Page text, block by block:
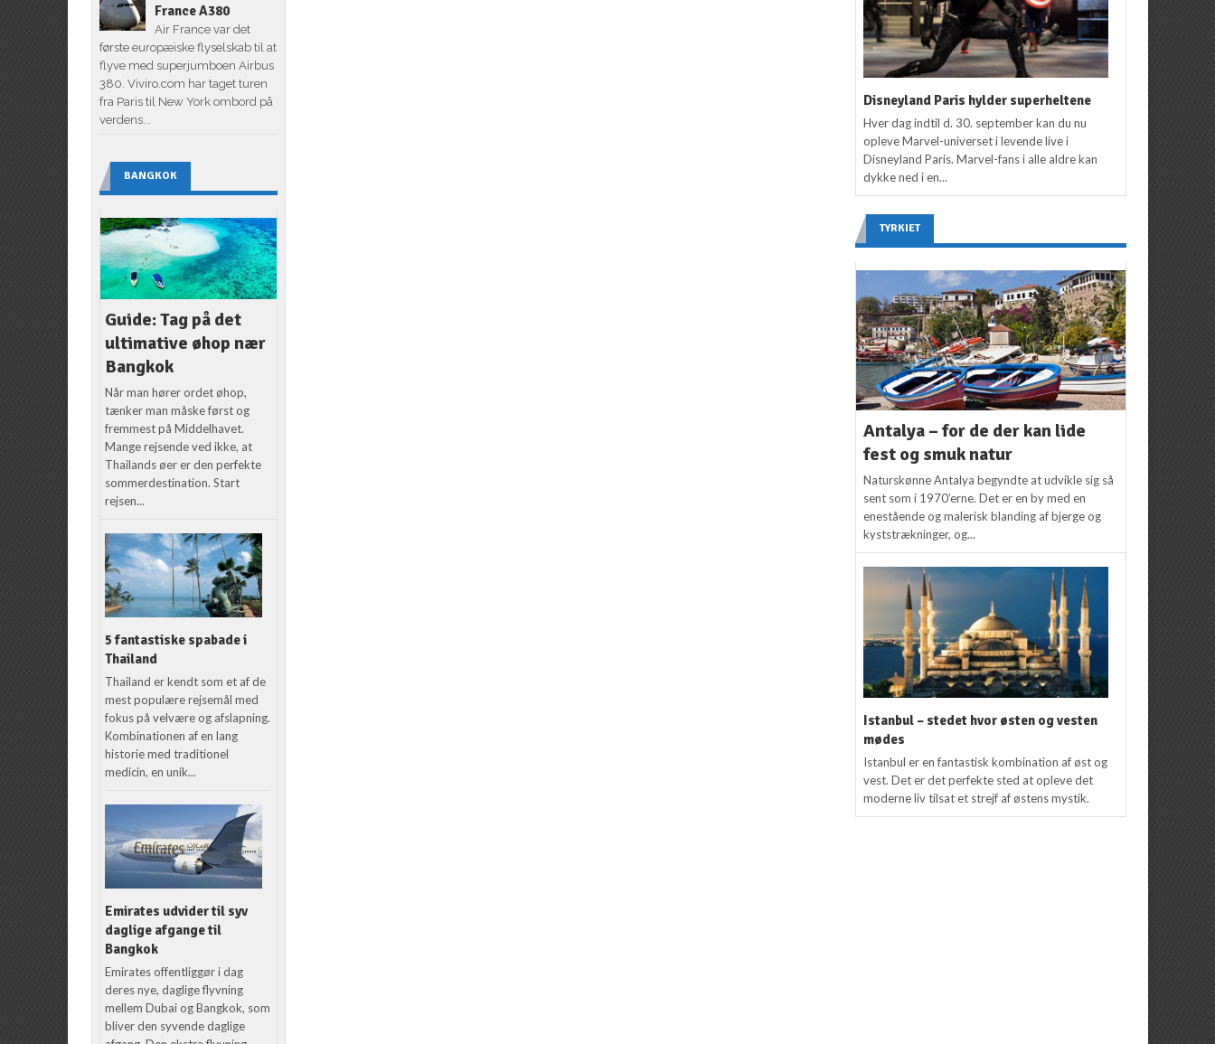
France A380
Air France var det
første europæiske flyselskab til at
flyve med superjumboen Airbus
380. Viviro.com har taget turen
fra Paris til New York ombord på
verdens...
BANGKOK
Guide: Tag på det
ultimative øhop nær
Bangkok
Når man hører ordet øhop,
tænker man måske først og
fremmest på Middelhavet.
Mange rejsende ved ikke, at
Thailands øer er den perfekte
sommerdestination. Start
rejsen...
5 fantastiske spabade i
Thailand
Thailand er kendt som et af de
mest populære rejsemål med
fokus på velvære og afslapning.
Kombinationen af en lang
historie med traditionel
medicin, en unik...
Emirates udvider til syv
daglige afgange til
Bangkok
Emirates offentliggør i dag
deres nye, daglige flyvning
mellem Dubai og Bangkok, som
bliver den syvende daglige
Disneyland Paris hylder superheltene
Hver dag indtil d. 30. september kan du nu
opleve Marvel-universet i levende live i
Disneyland Paris. Marvel-fans i alle aldre kan
dykke ned i en...
TYRKIET
Antalya – for de der kan lide
fest og smuk natur
Naturskønne Antalya begyndte at udvikle sig så
sent som i 1970’erne. Det er en by med en
enestående og malerisk blanding af bjerge og
kyststrækninger, og...
Istanbul – stedet hvor østen og vesten
mødes
Istanbul er en fantastisk kombination af øst og
vest. Det er det perfekte sted at opleve det
moderne liv tilsat et strejf af østens mystik.